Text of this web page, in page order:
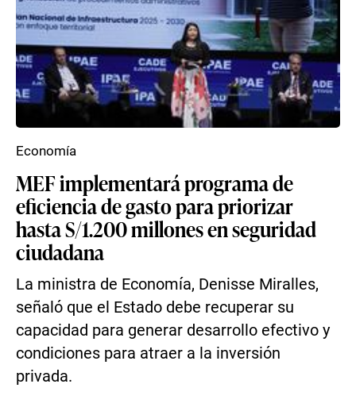
MEF implementará programa de
eficiencia de gasto para priorizar
hasta S/1.200 millones en seguridad
ciudadana
La ministra de Economía, Denisse Miralles,
señaló que el Estado debe recuperar su
capacidad para generar desarrollo efectivo y
condiciones para atraer a la inversión
privada.
Economía